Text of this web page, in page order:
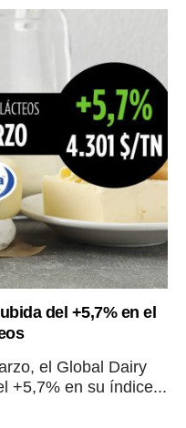
del +5,7% en el
el Global Dairy
+5,7% en su índice...